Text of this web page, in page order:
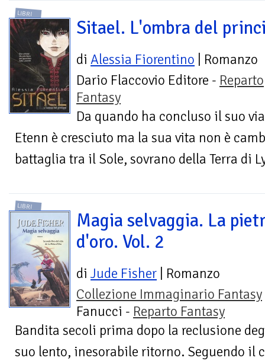
LIBRI
Sitael. L'ombra del
di Alessia Fiorentino | Romanzo
Dario Flaccovio Editore - Reparto
Fantasy
Da quando ha concluso il suo
Etenn è cresciuto ma la sua vita non è
battaglia tra il Sole, sovrano della Terra di
LIBRI
Magia selvaggia. La
d'oro. Vol. 2
di Jude Fisher | Romanzo
Collezione Immaginario Fantasy
Fanucci - Reparto Fantasy
Bandita secoli prima dopo la reclusione
suo lento, inesorabile ritorno. Seguendo il